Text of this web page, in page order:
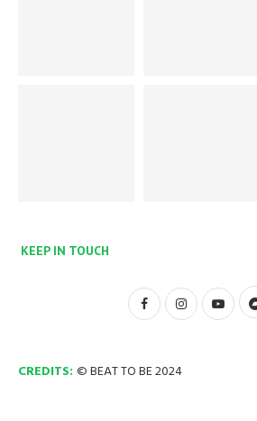
KEEP IN TOUCH
CREDITS: © BEAT TO BE 2024